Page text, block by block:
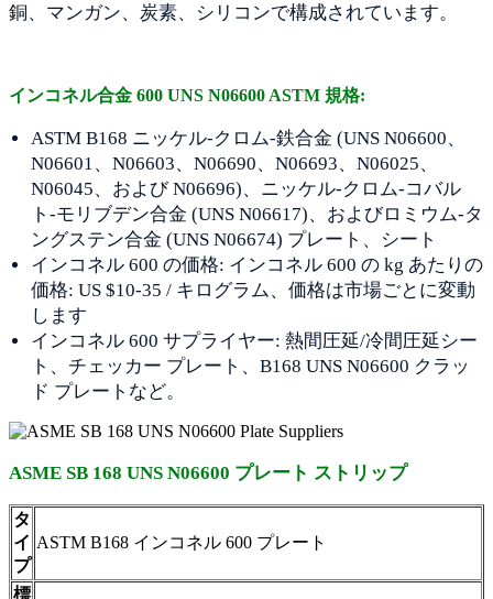
銅、マンガン、炭素、シリコンで構成されています。
インコネル合金 600 UNS N06600 ASTM 規格:
ASTM B168 ニッケル-クロム-鉄合金 (UNS N06600、
N06601、N06603、N06690、N06693、N06025、
N06045、および N06696)、ニッケル-クロム-コバル
ト-モリブデン合金 (UNS N06617)、およびロミウム-タ
ングステン合金 (UNS N06674) プレート、シート
インコネル 600 の価格: インコネル 600 の kg あたりの
価格: US $10-35 / キログラム、価格は市場ごとに変動
します
インコネル 600 サプライヤー: 熱間圧延/冷間圧延シー
ト、チェッカー プレート、B168 UNS N06600 クラッ
ド プレートなど。
ASME SB 168 UNS N06600 プレート ストリップ
タ
イ
プ
ASTM B168 インコネル 600 プレート
標